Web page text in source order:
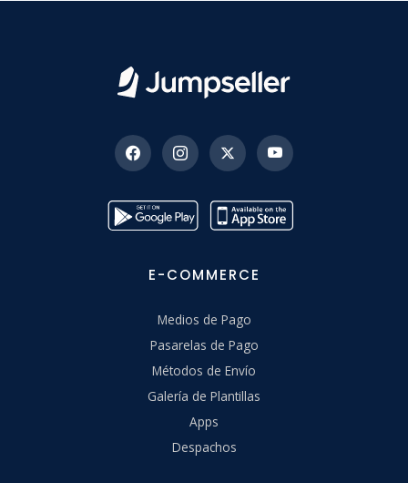
E-COMMERCE
Medios de Pago
Pasarelas de Pago
Métodos de Envío
Galería de Plantillas
Apps
Despachos